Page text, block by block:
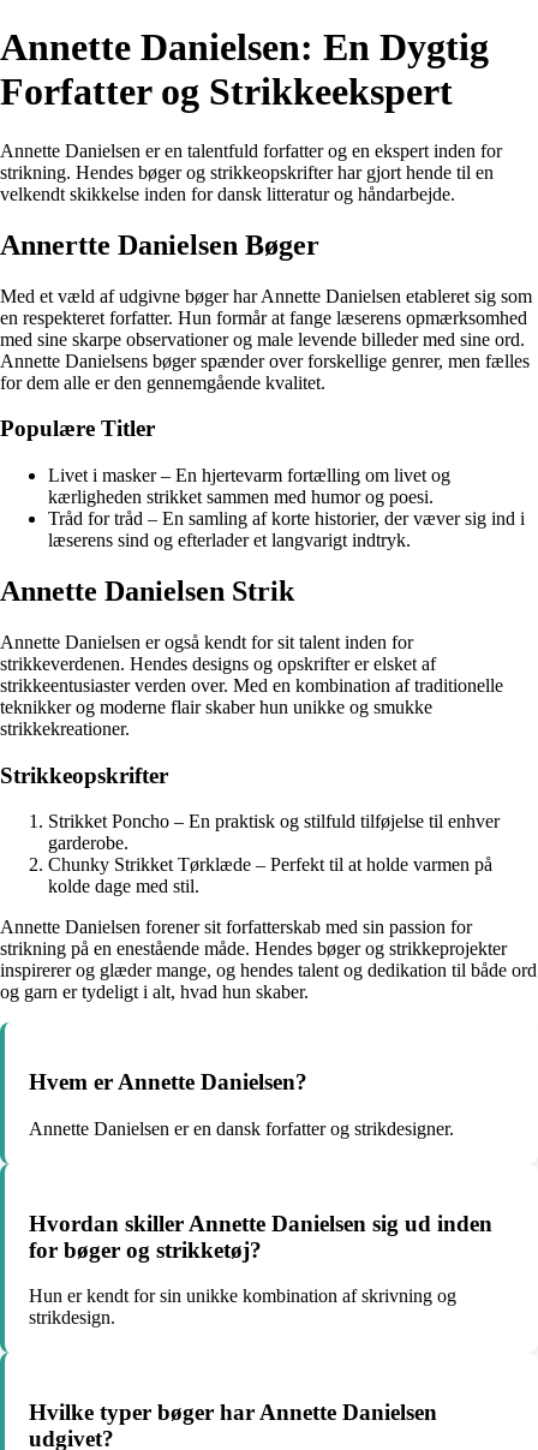
Annette Danielsen: En Dygtig
Forfatter og Strikkeekspert
Annette Danielsen er en talentfuld forfatter og en ekspert inden for
strikning. Hendes bøger og strikkeopskrifter har gjort hende til en
velkendt skikkelse inden for dansk litteratur og håndarbejde.
Annertte Danielsen Bøger
Med et væld af udgivne bøger har Annette Danielsen etableret sig som
en respekteret forfatter. Hun formår at fange læserens opmærksomhed
med sine skarpe observationer og male levende billeder med sine ord.
Annette Danielsens bøger spænder over forskellige genrer, men fælles
for dem alle er den gennemgående kvalitet.
Populære Titler
Livet i masker – En hjertevarm fortælling om livet og
kærligheden strikket sammen med humor og poesi.
Tråd for tråd – En samling af korte historier, der væver sig ind i
læserens sind og efterlader et langvarigt indtryk.
Annette Danielsen Strik
Annette Danielsen er også kendt for sit talent inden for
strikkeverdenen. Hendes designs og opskrifter er elsket af
strikkeentusiaster verden over. Med en kombination af traditionelle
teknikker og moderne flair skaber hun unikke og smukke
strikkekreationer.
Strikkeopskrifter
Strikket Poncho – En praktisk og stilfuld tilføjelse til enhver
garderobe.
Chunky Strikket Tørklæde – Perfekt til at holde varmen på
kolde dage med stil.
Annette Danielsen forener sit forfatterskab med sin passion for
strikning på en enestående måde. Hendes bøger og strikkeprojekter
inspirerer og glæder mange, og hendes talent og dedikation til både ord
og garn er tydeligt i alt, hvad hun skaber.
Hvem er Annette Danielsen?
Annette Danielsen er en dansk forfatter og strikdesigner.
Hvordan skiller Annette Danielsen sig ud inden
for bøger og strikketøj?
Hun er kendt for sin unikke kombination af skrivning og
strikdesign.
Hvilke typer bøger har Annette Danielsen
udgivet?